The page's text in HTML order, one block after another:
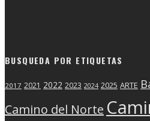
BUSQUEDA POR ETIQUETAS
2017 2021 2022 2023 2024 2025 ARTE
Camino del Norte